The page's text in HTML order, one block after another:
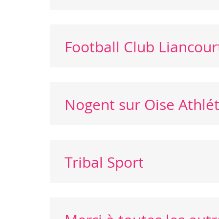
Football Club
Nogent sur Oise
Tribal Sport